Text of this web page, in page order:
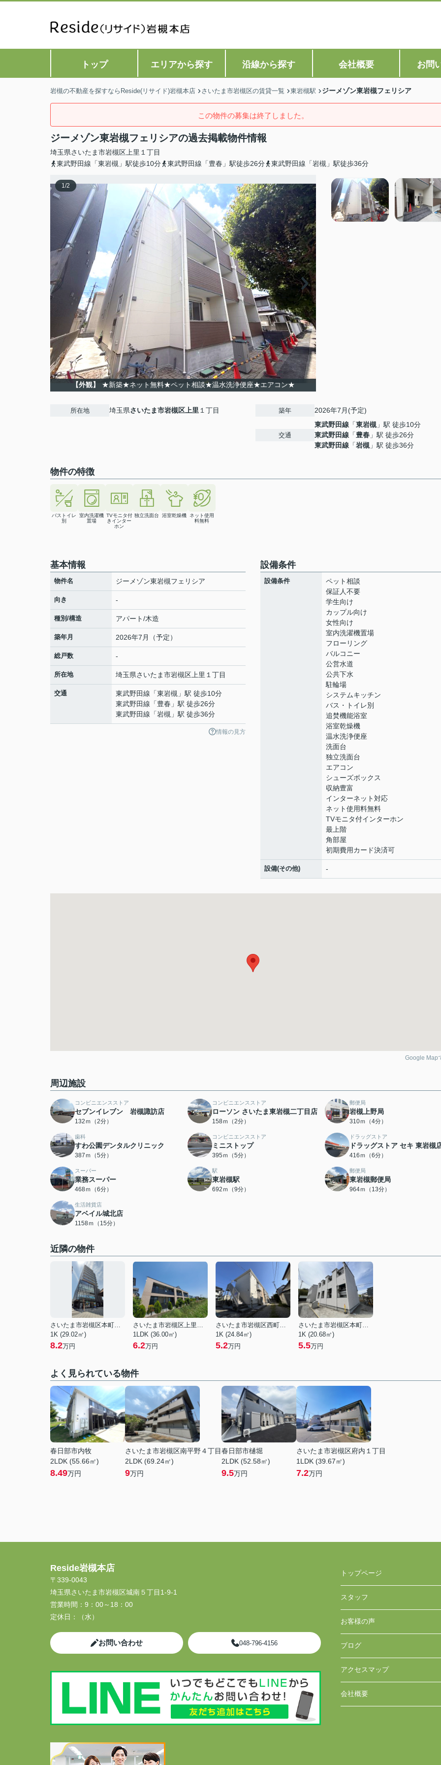
トップ エリアから探す 沿線から探す 会社概要 お問
岩槻の不動産を探すならReside(リサイド)岩槻本店 さいたま市岩槻区の賃貸一覧 東岩槻駅 ジーメゾン東岩槻フェリシア
この物件の募集は終了しました。
ジーメゾン東岩槻フェリシアの過去掲載物件情報
埼玉県さいたま市岩槻区 上里 １丁目
東武野田線「東岩槻」駅徒歩10分
東武野田線「豊春」駅徒歩26分 東武野田線「岩槻」駅徒歩36分
1/2
【外観】 ★新築★ネット無料★ペット相談★温水洗浄便座★エアコン★
所在地 埼玉県さいたま市岩槻区 上里 １丁目 築年 2026年7月(予定)
交通
東武野田線 「東岩槻 」駅 徒歩10分
東武野田線 「豊春 」駅 徒歩26分
東武野田線 「岩槻 」駅 徒歩36分
物件の特徴
バストイレ
別
室内洗濯機
置場
TVモニタ付
きインター
ホン
独立洗面台 浴室乾燥機 ネット使用
料無料
基本情報
物件名 ジーメゾン東岩槻フェリシア
向き -
種別/構造 アパート/木造
築年月 2026年7月（予定）
総戸数 -
所在地 埼玉県さいたま市岩槻区 上里 １丁目
交通 東武野田線 「東岩槻 」駅 徒歩10分
東武野田線 「豊春 」駅 徒歩26分
東武野田線 「岩槻 」駅 徒歩36分
情報の見方
設備条件
設備条件
ペット相談
保証人不要
学生向け
カップル向け
女性向け
室内洗濯機置場
フローリング
バルコニー
公営水道
公共下水
駐輪場
システムキッチン
バス・トイレ別
追焚機能浴室
浴室乾燥機
温水洗浄便座
洗面台
独立洗面台
エアコン
シューズボックス
収納豊富
インターネット対応
ネット使用料無料
TVモニタ付インターホン
最上階
角部屋
初期費用カード決済可
設備(その他) -
Google Map
周辺施設
コンビニエンスストア
セブンイレブン 岩槻諏訪店
132ｍ（2分）
コンビニエンスストア
ローソン さいたま東岩槻二丁目店
158ｍ（2分）
郵便局
岩槻上野局
310ｍ（4分）
歯科
すわ公園デンタルクリニック
387ｍ（5分）
コンビニエンスストア
ミニストップ
395ｍ（5分）
ドラッグストア
ドラッグストア セキ 東岩槻
416ｍ（6分）
スーパー
業務スーパー
468ｍ（6分）
駅
東岩槻駅
692ｍ（9分）
郵便局
東岩槻郵便局
964ｍ（13分）
生活雑貨店
アベイル城北店
1158ｍ（15分）
近隣の物件
さいたま市岩槻区本町１丁目
1K (29.02㎡)
8.2万円
さいたま市岩槻区上里１丁目
1LDK (36.00㎡)
6.2万円
さいたま市岩槻区西町５丁目
1K (24.84㎡)
5.2万円
さいたま市岩槻区本町３丁目
1K (20.68㎡)
5.5万円
よく見られている物件
春日部市内牧
2LDK (55.66㎡)
8.49万円
さいたま市岩槻区南平野４丁目
2LDK (69.24㎡)
9万円
春日部市樋堀
2LDK (52.58㎡)
9.5万円
さいたま市岩槻区府内１丁目
1LDK (39.67㎡)
7.2万円
Reside岩槻本店
〒339-0043
埼玉県さいたま市岩槻区城南５丁目1-9-1
営業時間： 9：00～18：00
定休日：
（水）
お問い合わせ 048-796-4156
トップページ
スタッフ
お客様の声
ブログ
アクセスマップ
会社概要